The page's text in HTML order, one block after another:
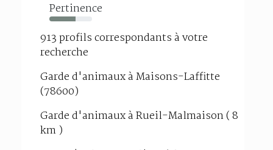
Pertinence
61%
913 profils correspondants à votre
recherche
Garde d'animaux à Maisons-Laffitte
(78600)
Garde d'animaux à Rueil-Malmaison ( 8
km )